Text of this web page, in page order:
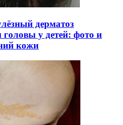
дерматоз
головы у детей: фото и
кожи